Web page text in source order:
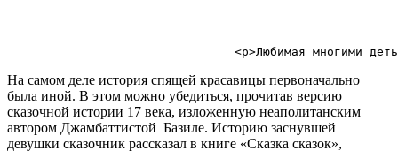
На самом деле история спящей красавицы первоначально
была иной. В этом можно убедиться, прочитав версию
сказочной истории 17 века, изложенную неаполитанским
автором Джамбаттистой Базиле. Историю заснувшей
девушки сказочник рассказал в книге «Сказка сказок»,